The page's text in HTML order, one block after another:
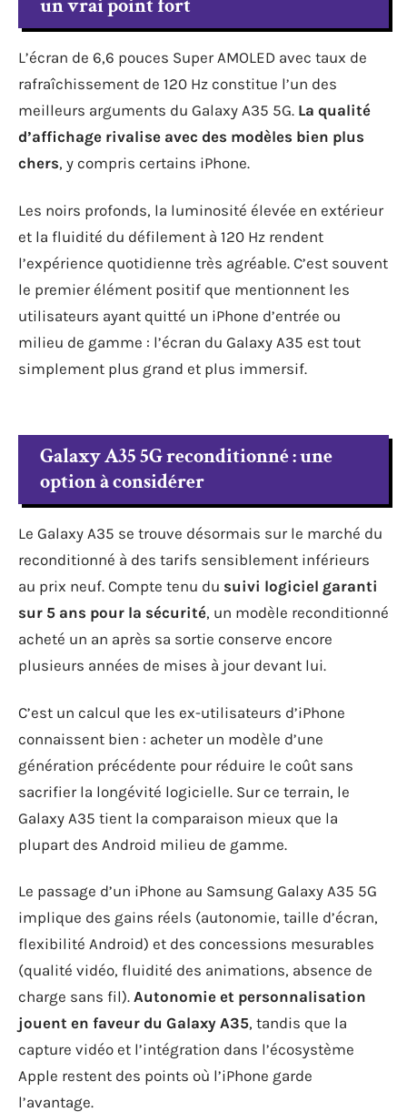
un vrai point fort
L’écran de 6,6 pouces Super AMOLED avec taux de
rafraîchissement de 120 Hz constitue l’un des
meilleurs arguments du Galaxy A35 5G. La qualité
d’affichage rivalise avec des modèles bien plus
chers, y compris certains iPhone.
Les noirs profonds, la luminosité élevée en extérieur
et la fluidité du défilement à 120 Hz rendent
l’expérience quotidienne très agréable. C’est souvent
le premier élément positif que mentionnent les
utilisateurs ayant quitté un iPhone d’entrée ou
milieu de gamme : l’écran du Galaxy A35 est tout
simplement plus grand et plus immersif.
Galaxy A35 5G reconditionné : une
option à considérer
Le Galaxy A35 se trouve désormais sur le marché du
reconditionné à des tarifs sensiblement inférieurs
au prix neuf. Compte tenu du suivi logiciel garanti
sur 5 ans pour la sécurité, un modèle reconditionné
acheté un an après sa sortie conserve encore
plusieurs années de mises à jour devant lui.
C’est un calcul que les ex-utilisateurs d’iPhone
connaissent bien : acheter un modèle d’une
génération précédente pour réduire le coût sans
sacrifier la longévité logicielle. Sur ce terrain, le
Galaxy A35 tient la comparaison mieux que la
plupart des Android milieu de gamme.
Le passage d’un iPhone au Samsung Galaxy A35 5G
implique des gains réels (autonomie, taille d’écran,
flexibilité Android) et des concessions mesurables
(qualité vidéo, fluidité des animations, absence de
charge sans fil). Autonomie et personnalisation
jouent en faveur du Galaxy A35, tandis que la
capture vidéo et l’intégration dans l’écosystème
Apple restent des points où l’iPhone garde
l’avantage.